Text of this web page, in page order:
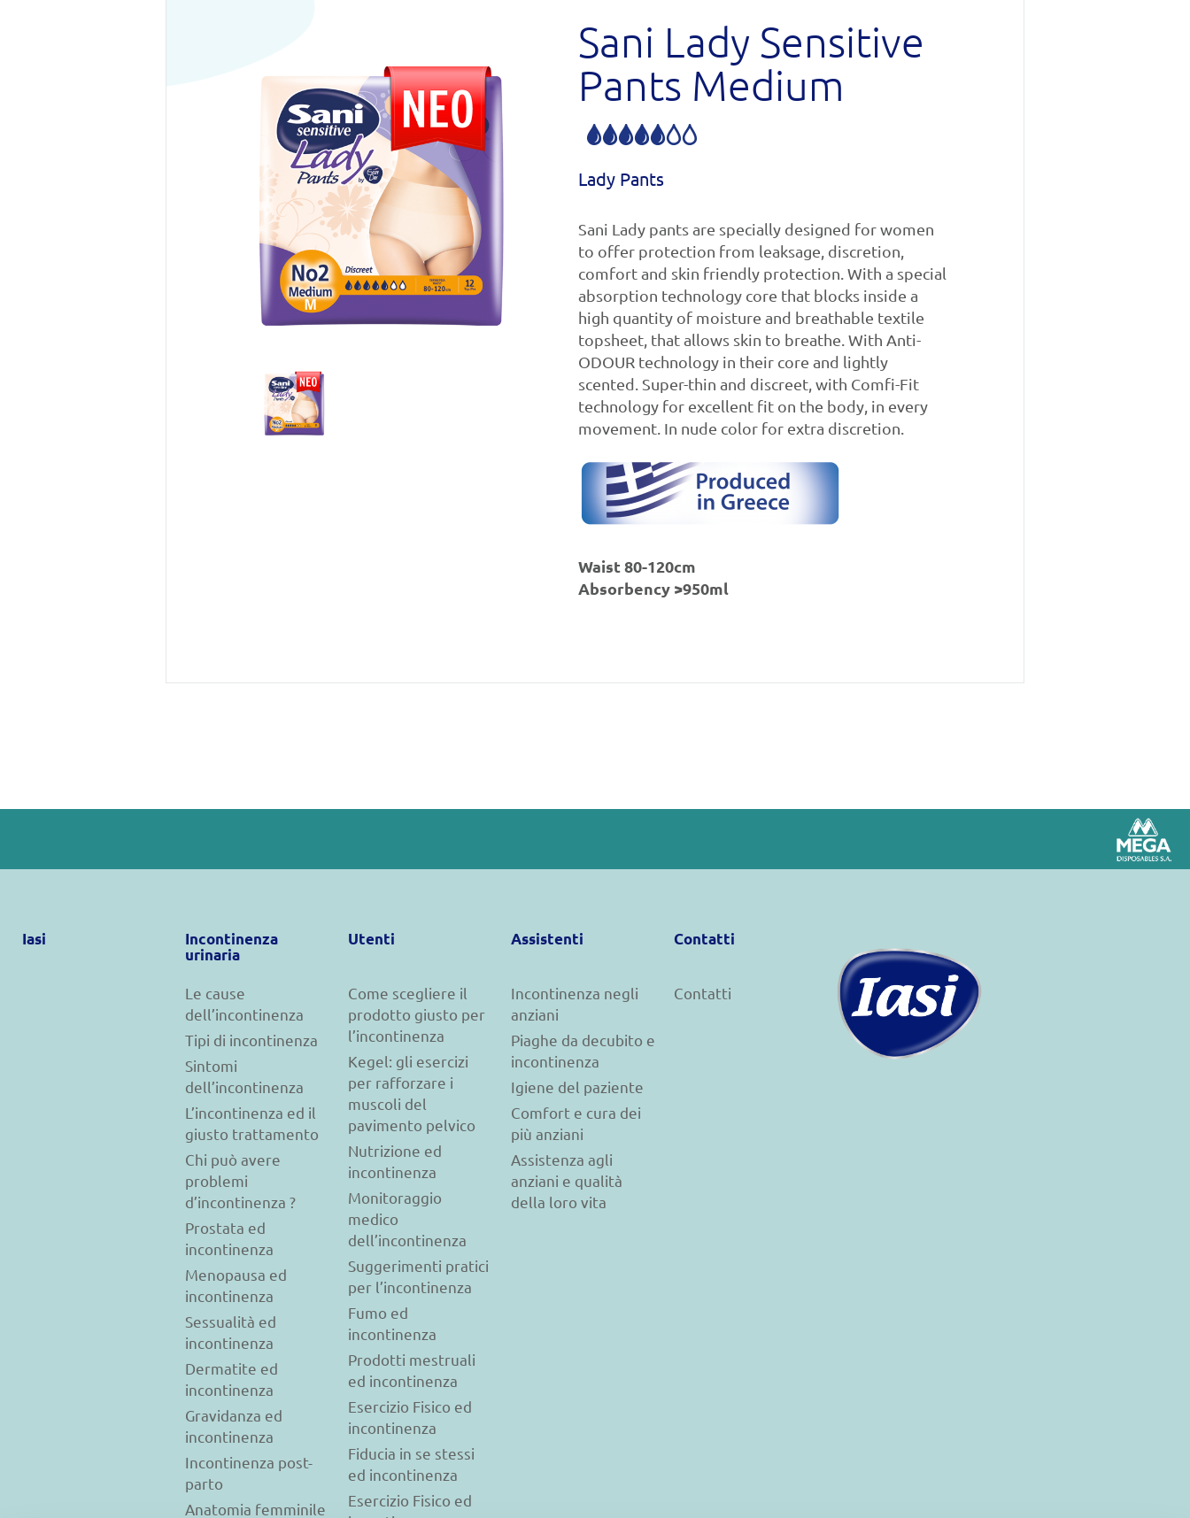
Sani Lady Sensitive
Pants Medium
Lady Pants
Sani Lady pants are specially designed for women
to offer protection from leaksage, discretion,
comfort and skin friendly protection. With a special
absorption technology core that blocks inside a
high quantity of moisture and breathable textile
topsheet, that allows skin to breathe. With Anti-
ODOUR technology in their core and lightly
scented. Super-thin and discreet, with Comfi-Fit
technology for excellent fit on the body, in every
movement. In nude color for extra discretion.
Waist 80-120cm
Absorbency >950ml
Iasi
Incontinenza
urinaria
Le cause
dell’incontinenza
Tipi di incontinenza
Sintomi
dell’incontinenza
L’incontinenza ed il
giusto trattamento
Chi può avere
problemi
d’incontinenza ?
Prostata ed
incontinenza
Menopausa ed
incontinenza
Sessualità ed
incontinenza
Dermatite ed
incontinenza
Gravidanza ed
incontinenza
Incontinenza post-
parto
Anatomia femminile
Utenti
Come scegliere il
prodotto giusto per
l’incontinenza
Kegel: gli esercizi
per rafforzare i
muscoli del
pavimento pelvico
Nutrizione ed
incontinenza
Monitoraggio
medico
dell’incontinenza
Suggerimenti pratici
per l’incontinenza
Fumo ed
incontinenza
Prodotti mestruali
ed incontinenza
Esercizio Fisico ed
incontinenza
Fiducia in se stessi
ed incontinenza
Esercizio Fisico ed
Assistenti
Incontinenza negli
anziani
Piaghe da decubito e
incontinenza
Igiene del paziente
Comfort e cura dei
più anziani
Assistenza agli
anziani e qualità
della loro vita
Contatti
Contatti